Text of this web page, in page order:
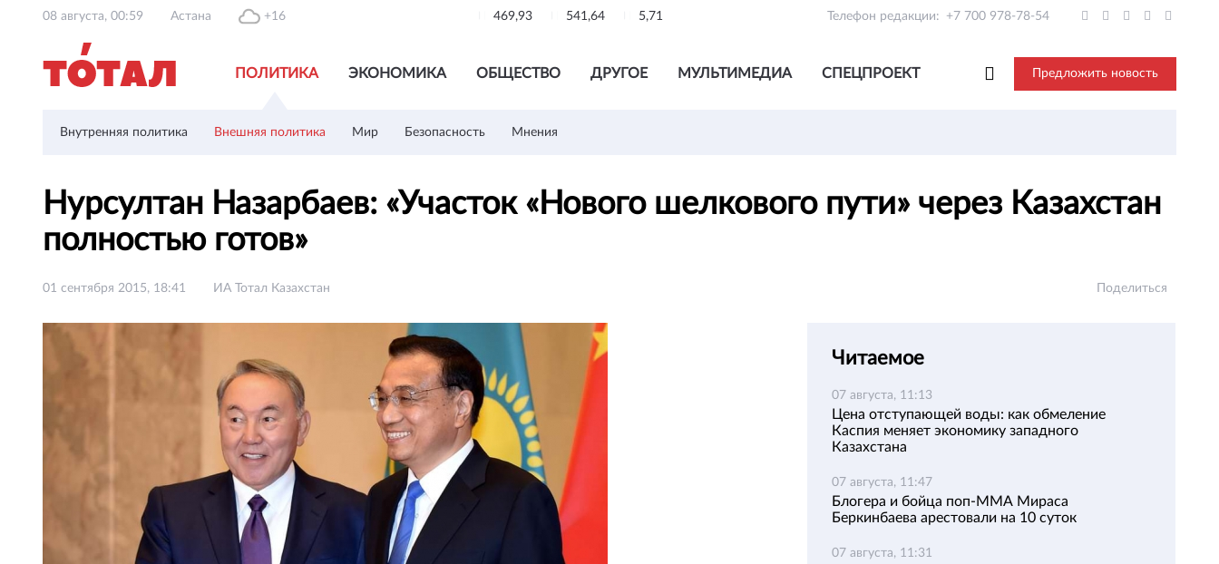
08 августа, 00:59 Астана +16 469,93 541,64 5,71 Телефон редакции: +7 700 978-78-54
ПОЛИТИКА ЭКОНОМИКА ОБЩЕСТВО ДРУГОЕ МУЛЬТИМЕДИА СПЕЦПРОЕКТ Предложить новость
Внутренняя политика Внешняя политика Мир Безопасность Мнения
Нурсултан Назарбаев: «Участок «Нового шелкового пути» через Казахстан
полностью готов»
01 сентября 2015, 18:41 ИА Тотал Казахстан Поделиться
Читаемое
07 августа, 11:13
Цена отступающей воды: как обмеление
Каспия меняет экономику западного
Казахстана
07 августа, 11:47
Блогера и бойца поп-ММА Мираса
Беркинбаева арестовали на 10 суток
07 августа, 11:31